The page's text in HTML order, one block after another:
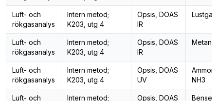
Luft- och
rökgasanalys
Intern metod;
K203, utg 4
Opsis, DOAS
IR
Luft- och
rökgasanalys
Intern metod;
K203, utg 4
Opsis, DOAS
IR
Metan,
Luft- och
rökgasanalys
Intern metod;
K203, utg 4
Opsis, DOAS
UV
NH3
Luft- och
Intern metod;
Opsis, DOAS
Bensen